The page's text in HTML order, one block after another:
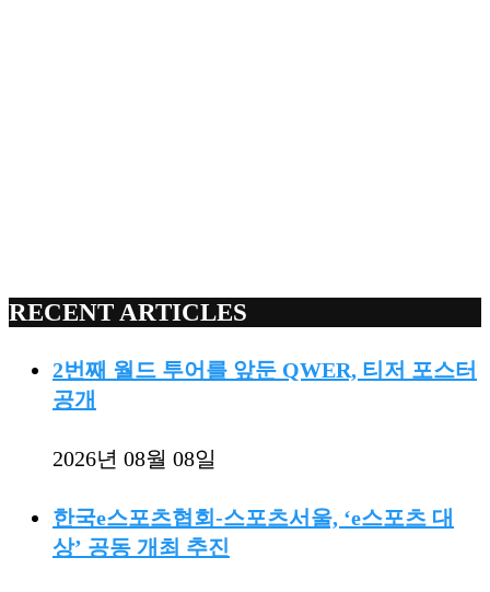
RECENT ARTICLES
2번째 월드 투어를 앞둔 QWER, 티저 포스터
공개
2026년 08월 08일
한국e스포츠협회-스포츠서울, ‘e스포츠 대
상’ 공동 개최 추진